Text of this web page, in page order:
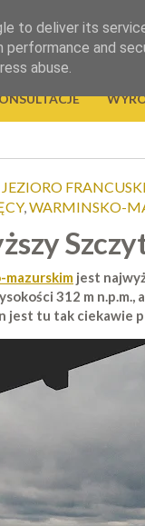
JEZIORO
,WARMINSKO-
mazurskim jest
312 m
jest tu tak ciekawie
to deliver its
performance and
abuse.